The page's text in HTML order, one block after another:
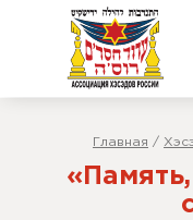
Главная /